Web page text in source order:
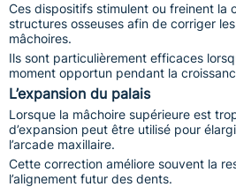
Ces dispositifs stimulent ou freinent la
structures osseuses afin de corriger
mâchoires.
Ils sont particulièrement efficaces
moment opportun pendant la
L’expansion du palais
Lorsque la mâchoire supérieure est
d’expansion peut être utilisé pour
l’arcade maxillaire.
Cette correction améliore souvent la
l’alignement futur des dents.